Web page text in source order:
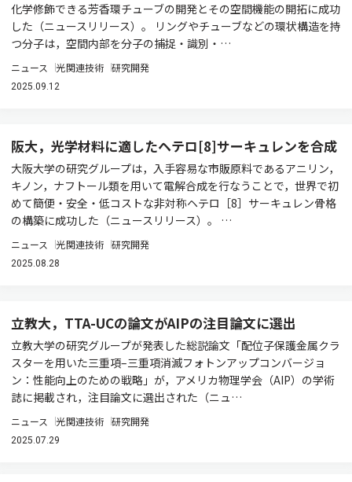
化学修飾できる芳香環チューブの開発とその空間機能の開拓に成功
した（ニュースリリース）。 リングやチューブなどの環状構造を持
つ分子は，空間内部を分子の捕捉・識別・…
ニュース 光関連技術 研究開発
2025.09.12
阪大，光学材料に適したヘテロ[8]サーキュレンを合成
大阪大学の研究グループは，入手容易な市販原料であるアニリン，
キノン，ナフトール類を用いて電解合成を行なうことで，世界で初
めて簡便・安全・低コストな非対称ヘテロ［8］サーキュレン骨格
の構築に成功した（ニュースリリース）。 …
ニュース 光関連技術 研究開発
2025.08.28
立教大，TTA-UCの論文がAIPの注目論文に選出
立教大学の研究グループが発表した総説論文「配位子保護金属クラ
スターを用いた三重項–三重項消滅フォトンアップコンバージョ
ン：性能向上のための戦略」が，アメリカ物理学会（AIP）の学術
誌に掲載され，注目論文に選出された（ニュ…
ニュース 光関連技術 研究開発
2025.07.29